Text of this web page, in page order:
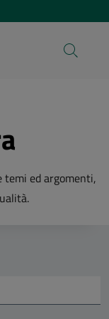
temi ed argomenti,